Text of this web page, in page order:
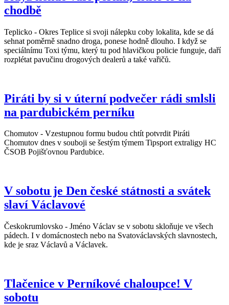
chodbě
Teplicko - Okres Teplice si svoji nálepku coby lokalita, kde se dá
sehnat poměrně snadno droga, ponese hodně dlouho. I když se
speciálnímu Toxi týmu, který tu pod hlavičkou policie funguje, daří
rozplétat pavučinu drogových dealerů a také vařičů.
Piráti by si v úterní podvečer rádi smlsli
na pardubickém perníku
Chomutov - Vzestupnou formu budou chtít potvrdit Piráti
Chomutov dnes v souboji se šestým týmem Tipsport extraligy HC
ČSOB Pojišťovnou Pardubice.
V sobotu je Den české státnosti a svátek
slaví Václavové
Českokrumlovsko - Jméno Václav se v sobotu skloňuje ve všech
pádech. I v domácnostech nebo na Svatováclavských slavnostech,
kde je sraz Václavů a Václavek.
Tlačenice v Perníkové chaloupce! V
sobotu